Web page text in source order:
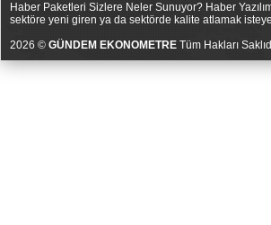
Haber Paketleri Sizlere Neler Sunuyor? Haber
sektöre yeni giren ya da sektörde kalite atlamak
2026 © GÜNDEM EKONOMETRE Tüm Hakları